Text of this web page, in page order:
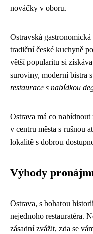
nováčky v oboru.
Ostravská
tradiční české kuchyně
větší popularitu si
suroviny, moderní bistra
restaurace s nabídkou
Ostrava má co
v centru města s rušnou
lokalitě s dobrou
Výhody
Ostrava, s bohatou
nejednoho restauratéra.
zásadní zvážit, zda se